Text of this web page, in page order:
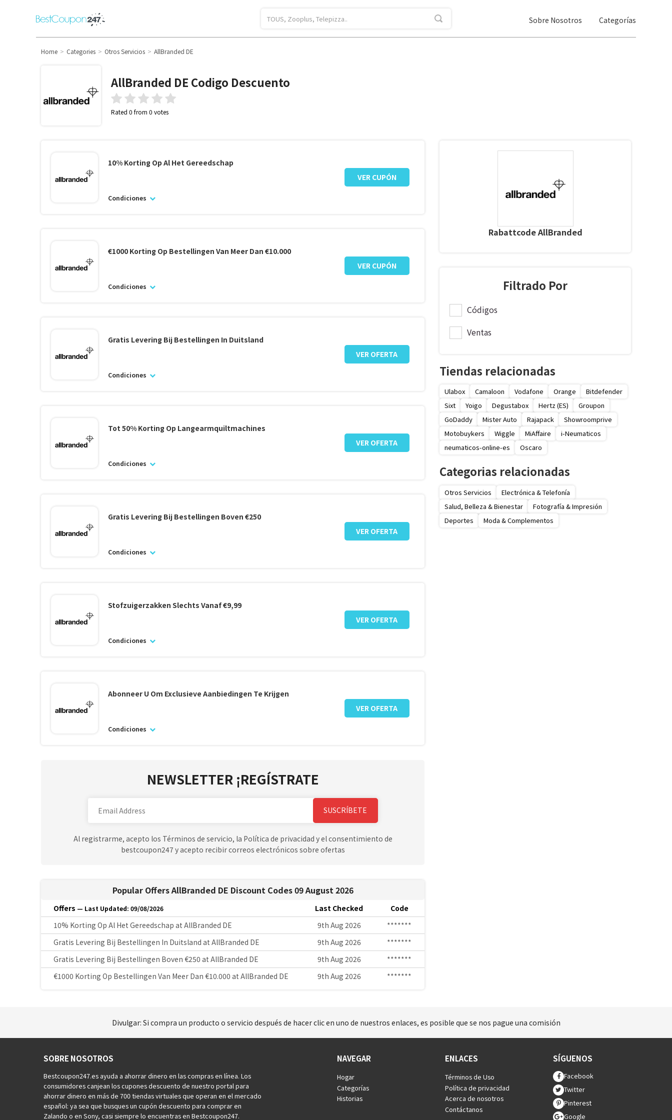
Sobre Nosotros Categorías
Home Categories Otros Servicios AllBranded DE
AllBranded DE Codigo Descuento
Rated 0 from 0 votes
10% Korting Op Al Het Gereedschap
Condiciones
VER CUPÓN
€1000 Korting Op Bestellingen Van Meer Dan €10.000
Condiciones
VER CUPÓN
Gratis Levering Bij Bestellingen In Duitsland
Condiciones
VER OFERTA
Tot 50% Korting Op Langearmquiltmachines
Condiciones
VER OFERTA
Gratis Levering Bij Bestellingen Boven €250
Condiciones
VER OFERTA
Stofzuigerzakken Slechts Vanaf €9,99
Condiciones
VER OFERTA
Abonneer U Om Exclusieve Aanbiedingen Te Krijgen
Condiciones
VER OFERTA
NEWSLETTER ¡REGÍSTRATE
SUSCRÍBETE
Al registrarme, acepto los Términos de servicio, la Política de privacidad y el consentimiento de
bestcoupon247 y acepto recibir correos electrónicos sobre ofertas
Popular Offers AllBranded DE Discount Codes 09 August 2026
Offers — Last Updated: 09/08/2026 Last Checked
Code
10% Korting Op Al Het Gereedschap at AllBranded DE
9th Aug 2026
*******
Gratis Levering Bij Bestellingen In Duitsland at AllBranded DE
9th Aug 2026
*******
Gratis Levering Bij Bestellingen Boven €250 at AllBranded DE
9th Aug 2026
*******
€1000 Korting Op Bestellingen Van Meer Dan €10.000 at AllBranded DE
9th Aug 2026 *******
Rabattcode AllBranded
Filtrado Por
Códigos
Ventas
Tiendas relacionadas
Ulabox Camaloon Vodafone Orange
Bitdefender
Sixt
Yoigo Degustabox Hertz (ES)
Groupon
GoDaddy
Mister Auto Rajapack
Showroomprive
Motobuykers
Wiggle MiAffaire
i-Neumaticos
neumaticos-online-es
Oscaro
Categorias relacionadas
Otros Servicios
Electrónica & Telefonía
Salud, Belleza & Bienestar
Fotografía & Impresión
Deportes
Moda & Complementos
Divulgar: Si compra un producto o servicio después de hacer clic en uno de nuestros enlaces, es posible que se nos pague una comisión
SOBRE NOSOTROS
Bestcoupon247.es ayuda a ahorrar dinero en las compras en línea. Los
consumidores canjean los cupones descuento de nuestro portal para
ahorrar dinero en más de 700 tiendas virtuales que operan en el mercado
español: ya sea que busques un cupón descuento para comprar en
Zalando o en Sony, casi siempre lo encuentras en Bestcoupon247.
NAVEGAR
Hogar
Categorías
Historias
ENLACES
Términos de Uso
Política de privacidad
Acerca de nosotros
Contáctanos
SÍGUENOS
Facebook
Twitter
Pinterest
Google